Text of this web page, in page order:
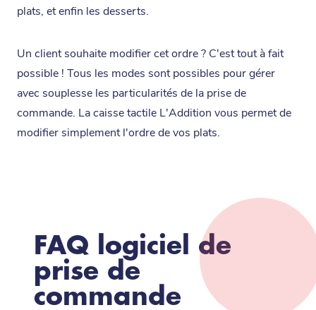
plats, et enfin les desserts.
Un client souhaite modifier cet ordre ? C'est tout à fait
possible ! Tous les modes sont possibles pour gérer
avec souplesse les particularités de la prise de
commande. La caisse tactile L'Addition vous permet de
modifier simplement l'ordre de vos plats.
FAQ logiciel de
prise de
commande